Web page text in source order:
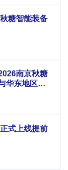
糖智能装备
南京秋糖
华东地区酒
商面对面洽
式上线提前